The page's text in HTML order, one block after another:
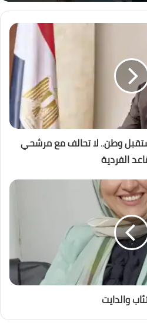
وطن.. لا تحالف مع مرشحي
الفردية
والدايت